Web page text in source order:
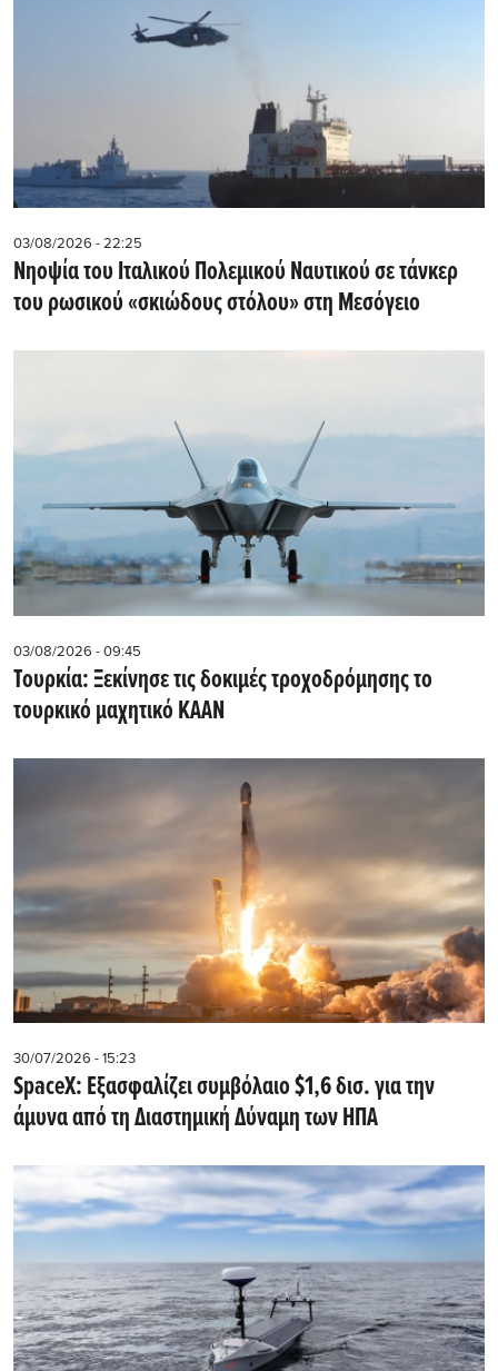
03/08/2026 - 22:25
Νηοψία του Ιταλικού Πολεμικού Ναυτικού σε τάνκερ
του ρωσικού «σκιώδους στόλου» στη Μεσόγειο
03/08/2026 - 09:45
Τουρκία: Ξεκίνησε τις δοκιμές τροχοδρόμησης το
τουρκικό μαχητικό KAAN
30/07/2026 - 15:23
SpaceX: Εξασφαλίζει συμβόλαιο $1,6 δισ. για την
άμυνα από τη Διαστημική Δύναμη των ΗΠΑ